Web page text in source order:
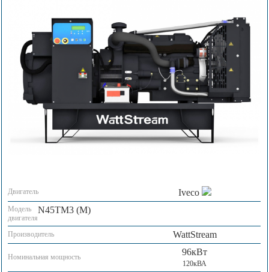
Двигатель Iveco
Модель
двигателя
N45TM3 (M)
Производитель WattStream
Номинальная мощность 96кВт
120кВА